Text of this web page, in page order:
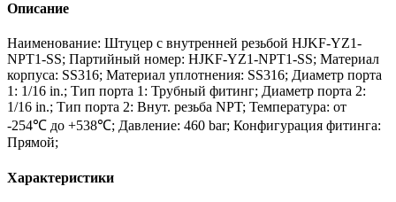
Описание
Наименование: Штуцер с внутренней резьбой HJKF-YZ1-
NPT1-SS; Партийный номер: HJKF-YZ1-NPT1-SS; Материал
корпуса: SS316; Материал уплотнения: SS316; Диаметр порта
1: 1/16 in.; Тип порта 1: Трубный фитинг; Диаметр порта 2:
1/16 in.; Тип порта 2: Внут. резьба NPT; Температура: от
-254℃ до +538℃; Давление: 460 bar; Конфигурация фитинга:
Прямой;
Характеристики